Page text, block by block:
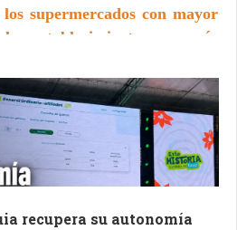
supermercados con mayor
establecimientos con más
recupera su autonomía